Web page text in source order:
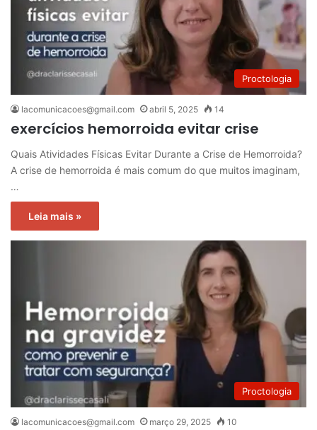
Proctologia
lacomunicacoes@gmail.com abril 5, 2025 14
exercícios hemorroida evitar crise
Quais Atividades Físicas Evitar Durante a Crise de Hemorroida?
A crise de hemorroida é mais comum do que muitos imaginam,
…
Leia mais »
Proctologia
lacomunicacoes@gmail.com março 29, 2025 10